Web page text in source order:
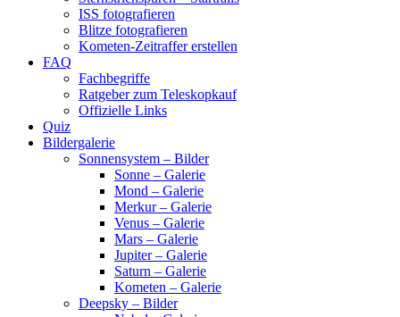
ISS fotografieren
Blitze fotografieren
Kometen-Zeitraffer erstellen
FAQ
Fachbegriffe
Ratgeber zum Teleskopkauf
Offizielle Links
Quiz
Bildergalerie
Sonnensystem – Bilder
Sonne – Galerie
Mond – Galerie
Merkur – Galerie
Venus – Galerie
Mars – Galerie
Jupiter – Galerie
Saturn – Galerie
Kometen – Galerie
Deepsky – Bilder